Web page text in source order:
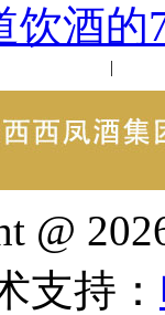
饮酒的
|
@
支持：